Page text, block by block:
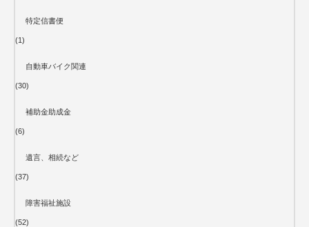
特定信書便
(1)
自動車バイク関連
(30)
補助金助成金
(6)
遺言、相続など
(37)
障害福祉施設
(52)